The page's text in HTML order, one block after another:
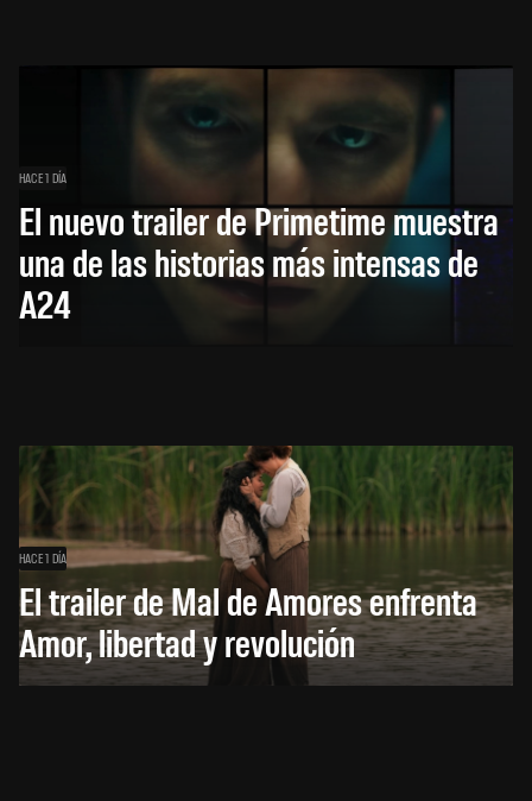
HACE 1 DÍA
El nuevo trailer de Primetime muestra
una de las historias más intensas de
A24
HACE 1 DÍA
El trailer de Mal de Amores enfrenta
Amor, libertad y revolución